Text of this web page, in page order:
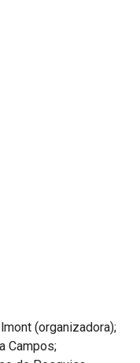
(organizadora);
Campos;